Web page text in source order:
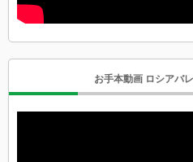
お手本動画 ロシアバ